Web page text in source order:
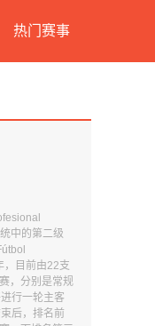
热门赛事
中的第二级
，目前由22支
，分别是常规
行一轮主客
后，排名前